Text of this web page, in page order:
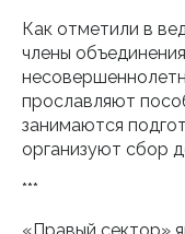
Как отметили в
члены
прославляют
занимаются
организуют сбор
***